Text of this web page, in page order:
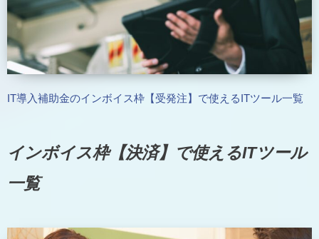
IT導入補助金のインボイス枠【受発注】で使えるITツール一覧
インボイス枠【決済】で使えるITツール
一覧